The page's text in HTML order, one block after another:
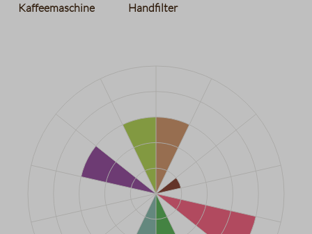
Kaffeemaschine Handfilter